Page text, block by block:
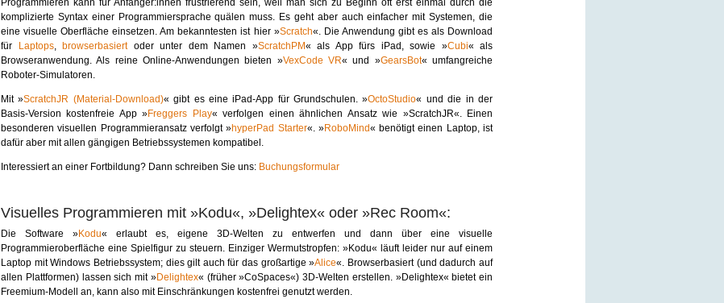
komplizierte Syntax einer Programmiersprache quälen muss. Es geht aber auch einfacher mit Systemen, die
eine visuelle Oberfläche einsetzen. Am bekanntesten ist hier »Scratch«. Die Anwendung gibt es als Download
für
Laptops, browserbasiertoder unter dem Namen »ScratchPM« als App fürs iPad, sowie »Cubi« als
Browseranwendung. Als reine Online-Anwendungen bieten »VexCode VR« und »GearsBot« umfangreiche
Roboter-Simulatoren.
Mit »ScratchJR (Material-Download)« gibt es eine iPad-App für Grundschulen. »OctoStudio« und die in der
Basis-Version kostenfreie App »Freggers Play« verfolgen einen ähnlichen Ansatz wie »ScratchJR«. Einen
besonderen visuellen Programmieransatz verfolgt »hyperPad Starter«. »RoboMind« benötigt einen Laptop, ist
dafür aber mit allen gängigen Betriebssystemen kompatibel.
Interessiert an einer Fortbildung? Dann schreiben Sie uns: Buchungsformular
Visuelles Programmieren mit »Kodu«, »Delightex« oder »Rec Room«:
Die Software »Kodu« erlaubt es, eigene 3D-Welten zu entwerfen und dann über eine visuelle
Programmieroberfläche eine Spielfigur zu steuern. Einziger Wermutstropfen: »Kodu« läuft leider nur auf einem
Laptop mit Windows Betriebssystem; dies gilt auch für das großartige »Alice«. Browserbasiert (und dadurch auf
allen Plattformen) lassen sich mit »Delightex« (früher »CoSpaces«) 3D-Welten erstellen. »Delightex« bietet ein
Freemium-Modell an, kann also mit Einschränkungen kostenfrei genutzt werden.